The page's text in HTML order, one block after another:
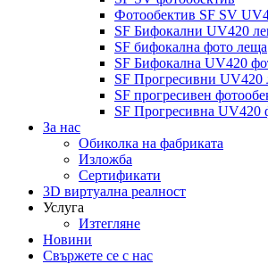
Фотообектив SF SV
SF Бифокални UV420
SF бифокална фото леща
SF Бифокална UV420
SF Прогресивни UV420
SF прогресивен
SF Прогресивна UV420
За нас
Обиколка на фабриката
Изложба
Сертификати
3D виртуална реалност
Услуга
Изтегляне
Новини
Свържете се с нас